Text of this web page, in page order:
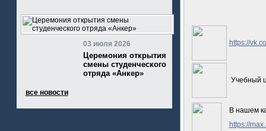
03 июля 2026
Церемония открытия
смены студенческого
отряда «Анкер»
все новости
https://
Учебный
В нашем
https://